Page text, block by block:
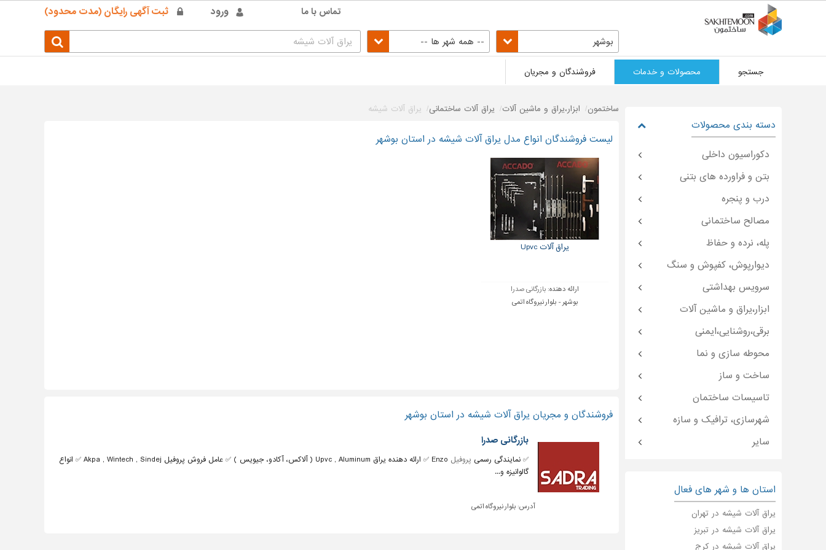
ورود ثبت آگهی رایگان (مدت محدود) تماس با ما
بوشهر -- همه شهر ها --
جستجو محصولات و خدمات فروشندگان و مجریان
ساختمون ابزار،یراق و ماشین آلات یراق آلات ساختمانی یراق آلات شیشه
لیست فروشندگان انواع مدل یراق آلات شیشه در استان بوشهر
یراق آلات Upvc
ارائه دهنده: بازرگانی صدرا
بوشهر - بلوار نیروگاه اتمی
فروشندگان و مجریان یراق آلات شیشه در استان بوشهر
بازرگانی صدرا
✅ نمایندگی رسمی پروفیل
Enzo ✅ ارائه دهنده یراق Upvc , Aluminum ( آلاکس، آکادو، جیویس ) ✅ عامل فروش پروفیل Akpa , Wintech , Sindej ✅ انواع
گالوانیزه و...
آدرس: بلوار نیروگاه اتمی
دسته بندی محصولات
دکوراسیون داخلی
بتن و فراورده های بتنی
درب و پنجره
مصالح ساختمانی
پله، نرده و حفاظ
دیوارپوش، کفپوش و سنگ
سرویس بهداشتی
ابزار،یراق و ماشین آلات
برقی،روشنایی،ایمنی
محوطه سازی و نما
ساخت و ساز
تاسیسات ساختمان
شهرسازی، ترافیک و سازه
سایر
استان ها و شهر های فعال
یراق آلات شیشه در تهران
یراق آلات شیشه در تبریز
یراق آلات شیشه در کرج